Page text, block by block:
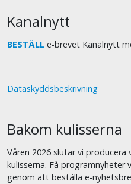
Kanalnytt
BESTÄLL e-brevet Kanalnytt
Dataskyddsbeskrivning
Bakom kulisserna
Våren 2026 slutar vi
kulisserna. Få programnyheter
genom att beställa e-